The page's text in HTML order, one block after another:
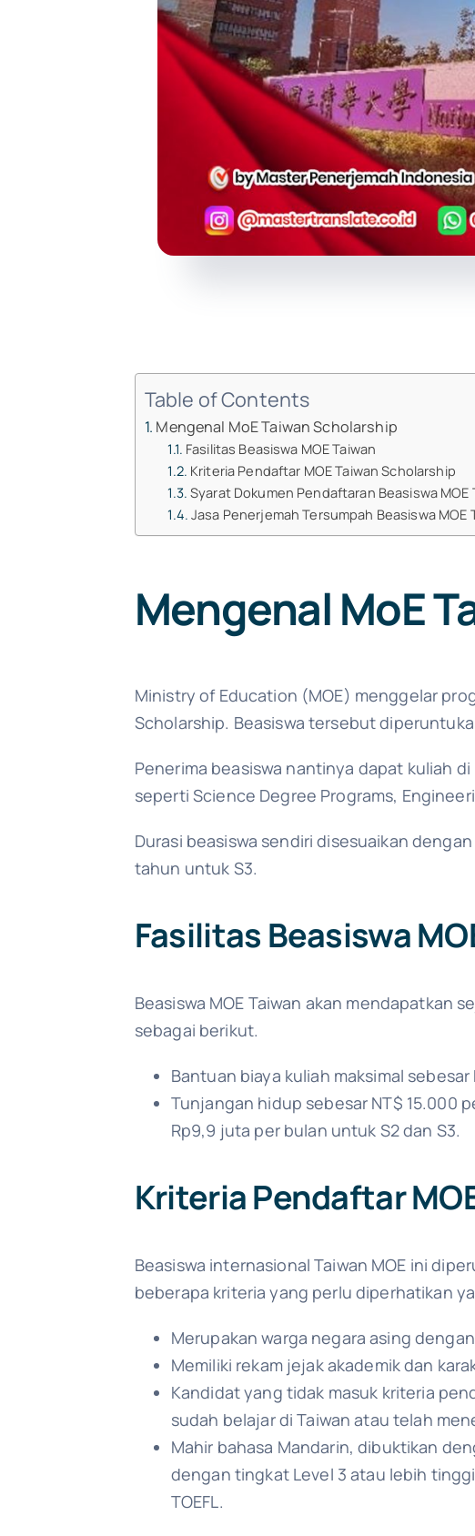
Table of Contents
Mengenal MoE Taiwan Scholarship
Fasilitas Beasiswa MOE Taiwan
Kriteria Pendaftar MOE Taiwan Scholarship
Syarat Dokumen Pendaftaran Beasiswa MOE
Jasa Penerjemah Tersumpah Beasiswa MOE
Mengenal MoE
Ministry of Education (MOE) menggelar
Scholarship. Beasiswa tersebut
Penerima beasiswa nantinya dapat kuliah
seperti Science Degree Programs,
Durasi beasiswa sendiri disesuaikan
tahun untuk S3.
Fasilitas Beasiswa
Beasiswa MOE Taiwan akan mendapatkan
sebagai berikut.
Bantuan biaya kuliah maksimal
Tunjangan hidup sebesar NT$ 15.000
Rp9,9 juta per bulan untuk S2 dan S3.
Kriteria Pendaftar
Beasiswa internasional Taiwan MOE ini
beberapa kriteria yang perlu diperhatikan
Merupakan warga negara asing
Memiliki rekam jejak akademik dan
Kandidat yang tidak masuk kriteria
sudah belajar di Taiwan atau telah
Mahir bahasa Mandarin, dibuktikan
dengan tingkat Level 3 atau lebih
TOEFL.